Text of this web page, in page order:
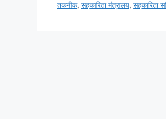
तकनीक, सहकारिता मंत्रालय, सहकारिता